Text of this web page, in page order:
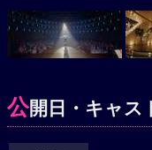
公開日・キャス